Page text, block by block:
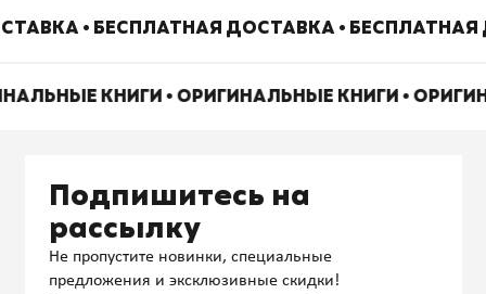
• БЕСПЛАТНАЯ ДОСТАВКА •
КНИГИ • ОРИГИНАЛЬНЫЕ КНИГИ •
Подпишитесь на
рассылку
Не пропустите новинки, специальные
предложения и эксклюзивные скидки!